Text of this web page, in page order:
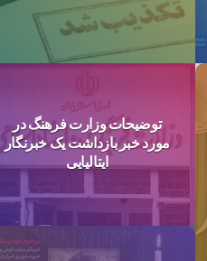
توضیحات وزارت فرهنگ در
مورد خبر بازداشت یک خبرنگار
ایتالیایی